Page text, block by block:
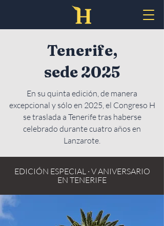
Tenerife,
sede 2025
En su quinta edición, de manera
excepcional y sólo en 2025, el Congreso H
se traslada a Tenerife tras haberse
celebrado durante cuatro años en
Lanzarote.
EDICIÓN ESPECIAL · V ANIVERSARIO
EN TENERIFE